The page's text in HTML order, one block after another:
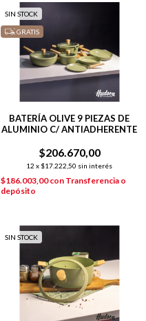
SIN STOCK
GRATIS
BATERÍA OLIVE 9 PIEZAS DE
ALUMINIO C/ ANTIADHERENTE
$206.670,00
12 x $17.222,50 sin interés
$186.003,00con Transferencia o
depósito
SIN STOCK